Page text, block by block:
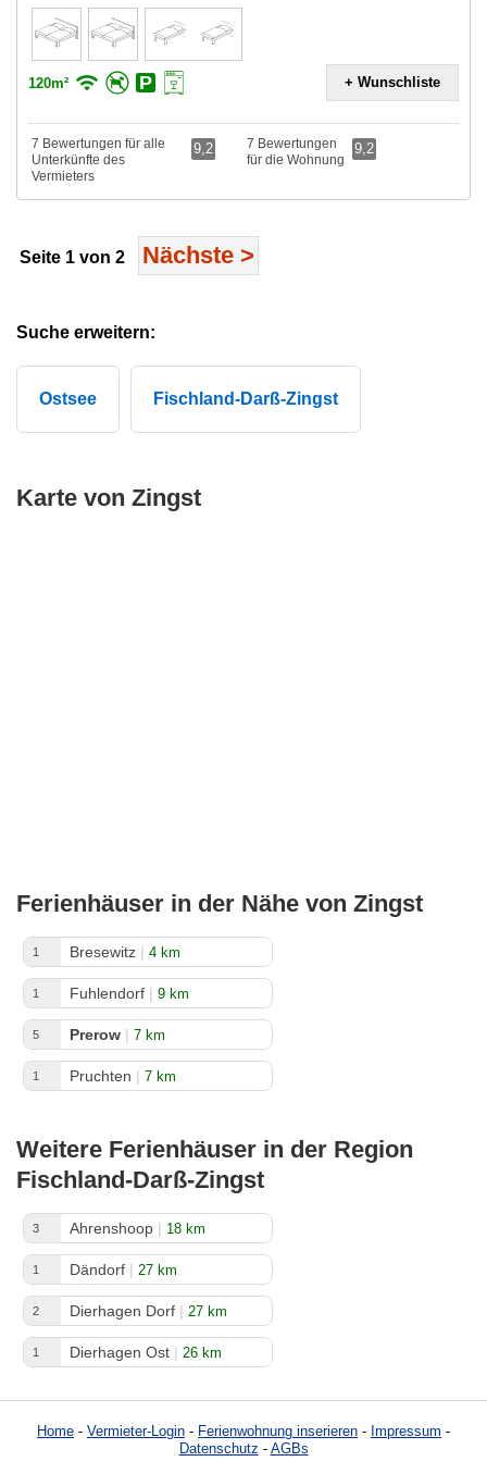
120m² + Wunschliste
7 Bewertungen für alle
Unterkünfte des
Vermieters
9,2
7 Bewertungen
für die Wohnung
9,2
Seite 1 von 2 Nächste >
Suche erweitern:
Ostsee Fischland-Darß-Zingst
Karte von Zingst
Ferienhäuser in der Nähe von Zingst
1 Bresewitz | 4 km
1 Fuhlendorf | 9 km
5 Prerow | 7 km
1 Pruchten | 7 km
Weitere Ferienhäuser in der Region
Fischland-Darß-Zingst
3 Ahrenshoop | 18 km
1 Dändorf | 27 km
2 Dierhagen Dorf | 27 km
1 Dierhagen Ost | 26 km
Home - Vermieter-Login - Ferienwohnung inserieren - Impressum -
Datenschutz - AGBs